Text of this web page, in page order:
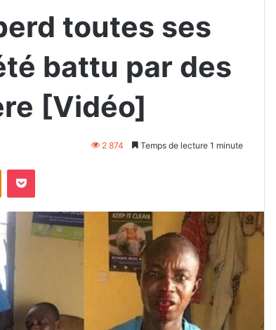
toutes ses
battu par des
[Vidéo]
2 874 Temps de lecture 1 minute
Odnoklassniki
Pocket